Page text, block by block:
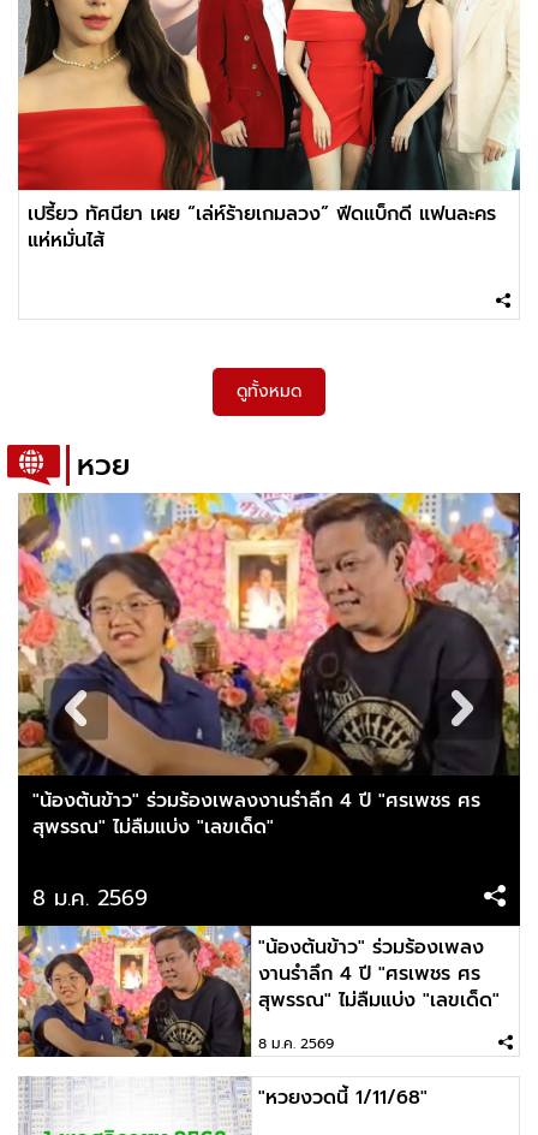
เปรี้ยว ทัศนียา เผย “เล่ห์ร้ายเกมลวง” ฟีดแบ็กดี แฟนละคร
แห่หมั่นไส้
ดูทั้งหมด
หวย
"น้องต้นข้าว" ร่วมร้องเพลงงานรำลึก 4 ปี "ศรเพชร ศร
สุพรรณ" ไม่ลืมแบ่ง "เลขเด็ด"
8 ม.ค. 2569
"น้องต้นข้าว" ร่วมร้องเพลง
งานรำลึก 4 ปี "ศรเพชร ศร
สุพรรณ" ไม่ลืมแบ่ง "เลขเด็ด"
8 ม.ค. 2569
"หวยงวดนี้ 1/11/68"